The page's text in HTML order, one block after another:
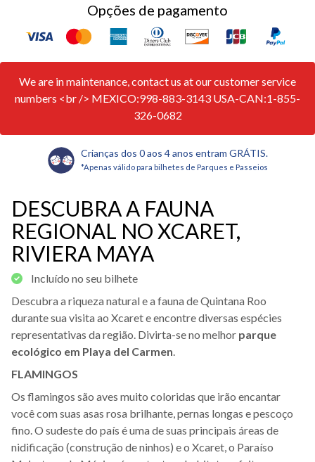
Opções de pagamento
We are in maintenance, contact us at our customer service
numbers <br /> MEXICO:998-883-3143 USA-CAN:1-855-
326-0682
Crianças dos 0 aos 4 anos entram GRÁTIS.
*Apenas válido para bilhetes de Parques e Passeios
DESCUBRA A FAUNA
REGIONAL NO XCARET,
RIVIERA MAYA
Incluído no seu bilhete
Descubra a riqueza natural e a fauna de Quintana Roo
durante sua visita ao Xcaret e encontre diversas espécies
representativas da região. Divirta-se no melhor parque
ecológico em Playa del Carmen.
FLAMINGOS
Os flamingos são aves muito coloridas que irão encantar
você com suas asas rosa brilhante, pernas longas e pescoço
fino. O sudeste do país é uma de suas principais áreas de
nidificação (construção de ninhos) e o Xcaret, o Paraíso